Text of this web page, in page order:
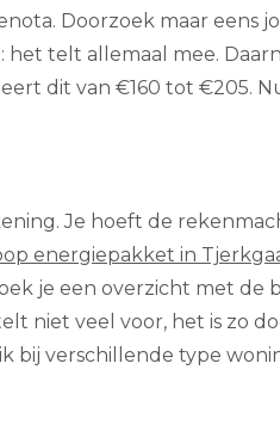
Doorzoek maar eens
telt allemaal mee.
dit van €160 tot €205.
Je hoeft de
energiepakket in
je een overzicht met de
niet veel voor, het is zo
bij verschillende type